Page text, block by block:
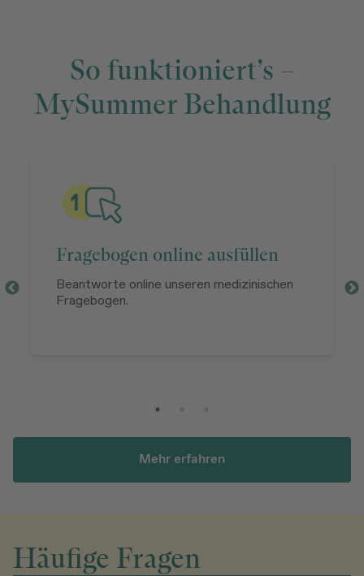
So funktioniert’s –
MySummer Behandlung
Fragebogen online ausfüllen
Beantworte online unseren medizinischen
Fragebogen.
Mehr erfahren
Häufige Fragen